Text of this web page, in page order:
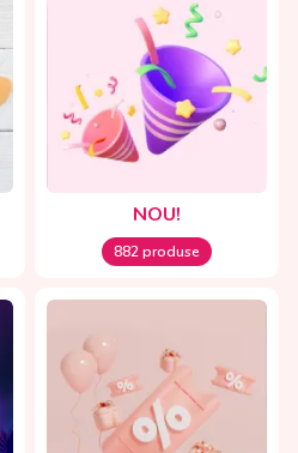
NOU!
882 produse